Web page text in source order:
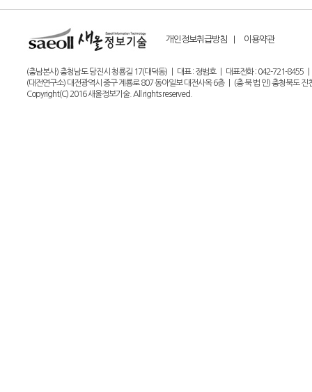
개인정보취급방침 | 이용약관
(충남본사) 충청남도 당진시 청룡길 17(대덕동) | 대표 : 정범호 | 대표전화 : 042-721-
(대전연구소) 대전광역시 중구 계룡로 807 동아일보 대전사옥 6층 | (충 북 법 인) 충청북도
Copyright(C) 2016 새올정보기술. All rights reserved.